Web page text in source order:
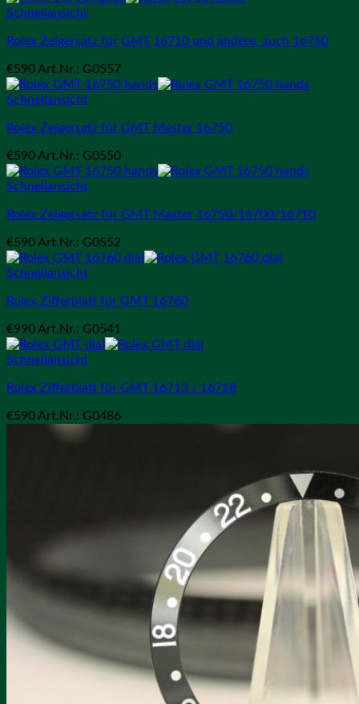
Schnellansicht
Rolex Zeigersatz für GMT 16710 und andere, auch 16750
€590 Art.Nr.: G0557
Schnellansicht
Rolex Zeigersatz für GMT Master 16750
€590 Art.Nr.: G0550
Schnellansicht
Rolex Zeigersatz für GMT Master 16750/16700/16710
€590 Art.Nr.: G0552
Schnellansicht
Rolex Zifferblatt für GMT 16760
€990 Art.Nr.: G0541
Schnellansicht
Rolex Zifferblatt für GMT 16713 / 16718
€590 Art.Nr.: G0486